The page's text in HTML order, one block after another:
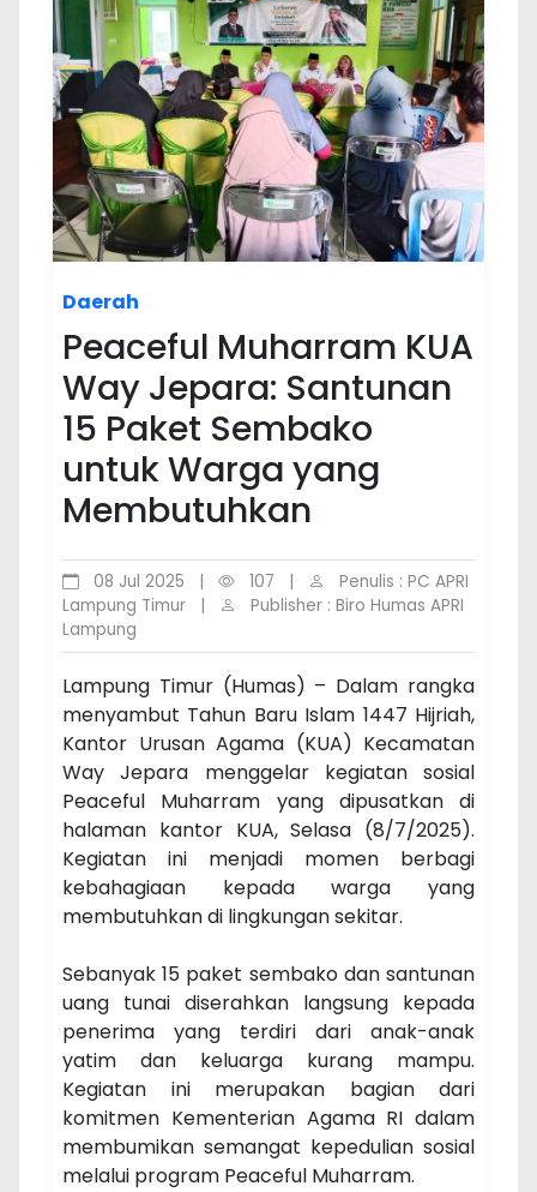
Daerah
Peaceful Muharram KUA
Way Jepara: Santunan
15 Paket Sembako
untuk Warga yang
Membutuhkan
08 Jul 2025 107
Penulis : PC APRI
Lampung Timur
Publisher : Biro Humas APRI
Lampung
Lampung Timur (Humas) – Dalam rangka
menyambut Tahun Baru Islam 1447 Hijriah,
Kantor Urusan Agama (KUA) Kecamatan
Way Jepara menggelar kegiatan sosial
Peaceful Muharram yang dipusatkan di
halaman kantor KUA, Selasa (8/7/2025).
Kegiatan ini menjadi momen berbagi
kebahagiaan kepada warga yang
membutuhkan di lingkungan sekitar.
Sebanyak 15 paket sembako dan santunan
uang tunai diserahkan langsung kepada
penerima yang terdiri dari anak-anak
yatim dan keluarga kurang mampu.
Kegiatan ini merupakan bagian dari
komitmen Kementerian Agama RI dalam
membumikan semangat kepedulian sosial
melalui program Peaceful Muharram.